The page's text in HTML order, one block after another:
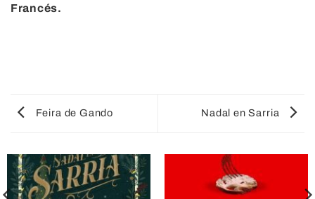
Francés.
Feira de Gando Nadal en Sarria